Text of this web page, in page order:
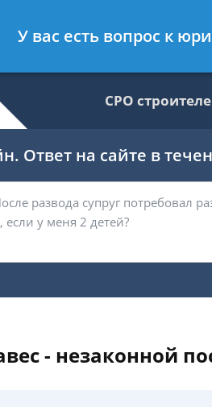
недвижимости, юрист
СРО
Ответ на сайте в
- незаконной
У вас есть вопрос к